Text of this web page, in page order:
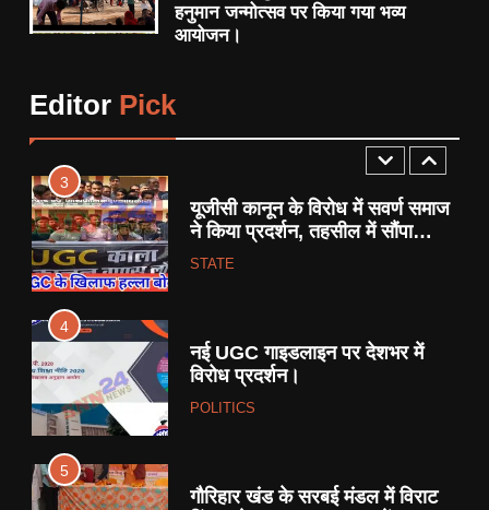
हनुमान जन्मोत्सव पर किया गया भव्य
आयोजन।
Editor Pick
2
उबाल।
3
यूजीसी कानून के विरोध में सवर्ण समाज
ने किया प्रदर्शन, तहसील में सौंपा
ज्ञापन।
STATE
4
नई UGC गाइडलाइन पर देशभर में
विरोध प्रदर्शन।
POLITICS
5
गौरिहार खंड के सरबई मंडल में विराट